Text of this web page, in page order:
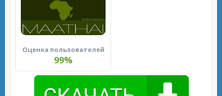
Оценка пользователей
99%